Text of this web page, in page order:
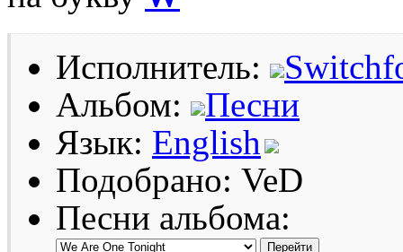
Исполнитель:
Альбом:
Песни
Язык: English
Подобрано: VeD
Песни альбома: